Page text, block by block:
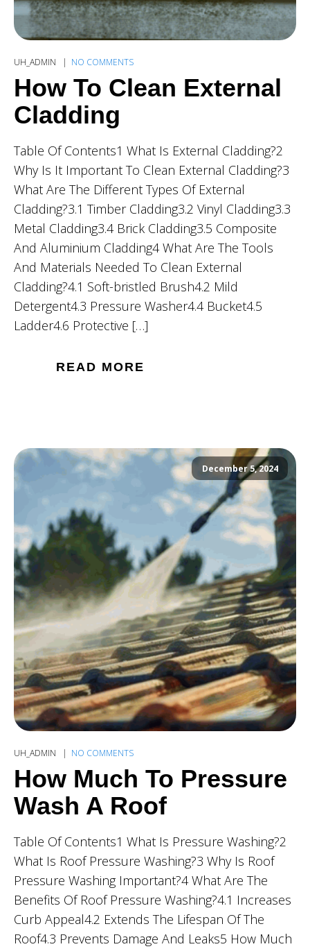
UH_ADMIN NO COMMENTS
How To Clean External
Cladding
Table Of Contents1 What Is External Cladding?2
Why Is It Important To Clean External Cladding?3
What Are The Different Types Of External
Cladding?3.1 Timber Cladding3.2 Vinyl Cladding3.3
Metal Cladding3.4 Brick Cladding3.5 Composite
And Aluminium Cladding4 What Are The Tools
And Materials Needed To Clean External
Cladding?4.1 Soft-bristled Brush4.2 Mild
Detergent4.3 Pressure Washer4.4 Bucket4.5
Ladder4.6 Protective […]
READ MORE
December 5, 2024
UH_ADMIN NO COMMENTS
How Much To Pressure
Wash A Roof
Table Of Contents1 What Is Pressure Washing?2
What Is Roof Pressure Washing?3 Why Is Roof
Pressure Washing Important?4 What Are The
Benefits Of Roof Pressure Washing?4.1 Increases
Curb Appeal4.2 Extends The Lifespan Of The
Roof4.3 Prevents Damage And Leaks5 How Much